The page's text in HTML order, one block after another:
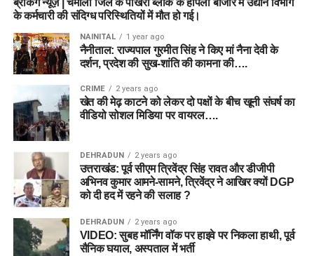
के कर्मचारी की संदिग्ध परिस्थितियों में मौत हो गई।
NAINITAL 1 year ago
नैनीताल: राज्यपाल गुरमीत सिंह ने किए मां नैना देवी के
दर्शन, प्रदेश की सुख-शांति की कामना की….
CRIME 2 years ago
खेत की मेढ़ काटने को लेकर दो पक्षों के बीच खूनी संघर्ष का
वीडियो सोशल मिडिया पर वायरल….
DEHRADUN 2 years ago
उत्तराखंड: पूर्व सीएम त्रिवेंद्र सिंह रावत और डीजीपी
अभिनव कुमार आमने-सामने, त्रिवेंद्र ने आखिर क्यों DGP
को दी हद में रहने की सलाह ?
DEHRADUN 2 years ago
VIDEO: सुबह मॉर्निंग वॉक पर हाइवे पर निकला हाथी, पूर्व
सैनिक घयाल, अस्पताल में भर्ती